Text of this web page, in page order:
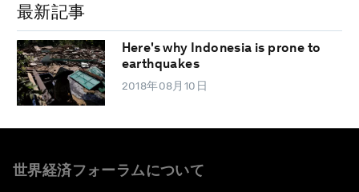
最新記事
Here's why Indonesia is prone to
earthquakes
2018年08月10日
世界経済フォーラムについて